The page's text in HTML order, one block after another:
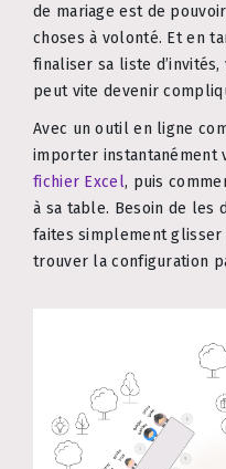
de mariage est de
choses à volonté. Et en
finaliser sa liste
peut vite devenir
Avec un outil en ligne
importer instantanément
fichier Excel, puis
à sa table. Besoin de les
faites simplement glisser
trouver la configuration